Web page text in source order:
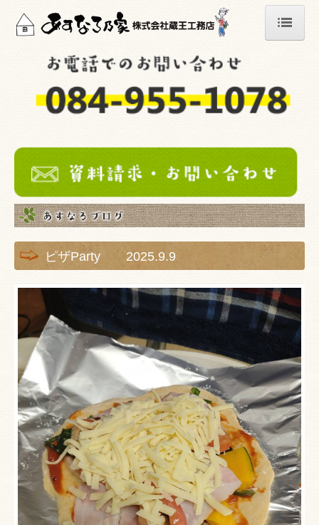
ホーム
イベント情報
家づくりのこだわり
家づくりの流れ
施工事例
リフォーム
安心保証
リフォーム事例
お客様の声
イベント風景
陰陽五行相関学・家相風水鑑定
会社案内
あすなろブログ ~2021
ピザParty 2025.9.9